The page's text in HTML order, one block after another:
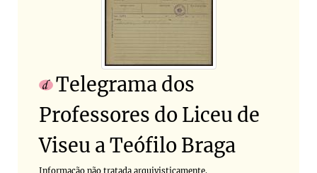
Telegrama dos
Professores do Liceu de
Viseu a Teófilo Braga